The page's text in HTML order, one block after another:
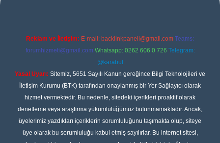
Reklam ve İletişim: E-mail: backlinkpaneli@gmail.com Teams:
forumhizmeti@gmail.com Whatsapp: 0262 606 0 726 Telegram:
@karabul
Yasal Uyarı: Sitemiz, 5651 Sayılı Kanun gereğince Bilgi Teknolojileri ve
İletişim Kurumu (BTK) tarafından onaylanmış bir Yer Sağlayıcı olarak
hizmet vermektedir. Bu nedenle, sitedeki içerikleri proaktif olarak
denetleme veya araştırma yükümlülüğümüz bulunmamaktadır. Ancak,
üyelerimiz yazdıkları içeriklerin sorumluluğunu taşımakta olup, siteye
üye olarak bu sorumluluğu kabul etmiş sayılırlar. Bu internet sitesi,